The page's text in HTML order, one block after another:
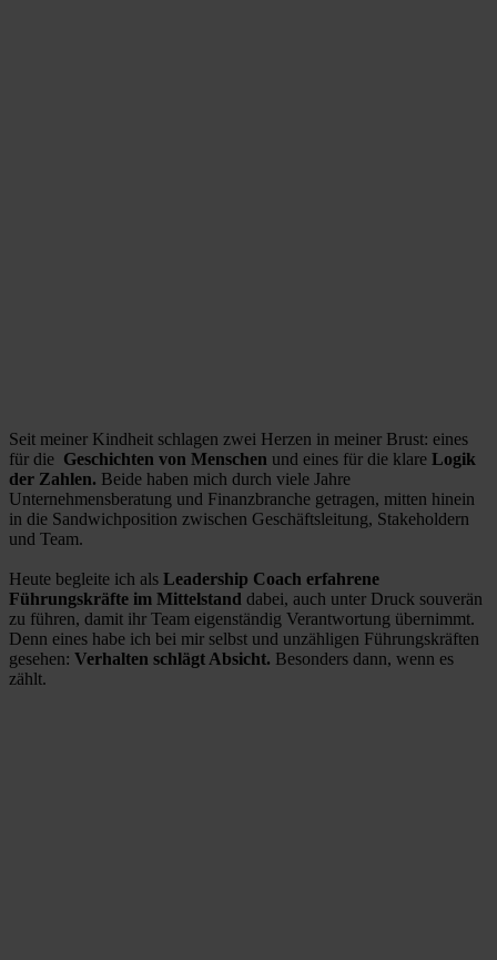
Seit meiner Kindheit schlagen zwei Herzen in meiner Brust: eines
für die Geschichten von Menschen und eines für die klare Logik
der Zahlen. Beide haben mich durch viele Jahre
Unternehmensberatung und Finanzbranche getragen, mitten hinein
in die Sandwichposition zwischen Geschäftsleitung, Stakeholdern
und Team.
Heute begleite ich als Leadership Coach erfahrene
Führungskräfte im Mittelstand dabei, auch unter Druck souverän
zu führen, damit ihr Team eigenständig Verantwortung übernimmt.
Denn eines habe ich bei mir selbst und unzähligen Führungskräften
gesehen: Verhalten schlägt Absicht. Besonders dann, wenn es
zählt.